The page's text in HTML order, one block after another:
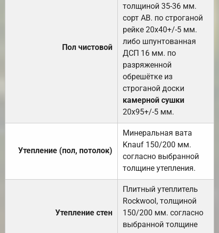
Пол чистовой
толщиной 35-36 мм.
сорт АВ. по строганой
рейке 20х40+/-5 мм.
либо шпунтованная
ДСП 16 мм. по
разряженной
обрешётке из
строганой доски
камерной сушки
20х95+/-5 мм.
Утепление (пол, потолок)
Минеральная вата
Knauf 150/200 мм.
согласно выбранной
толщине утепления.
Утепление стен
Плитный утеплитель
Rockwool, толщиной
150/200 мм. согласно
выбранной толщине